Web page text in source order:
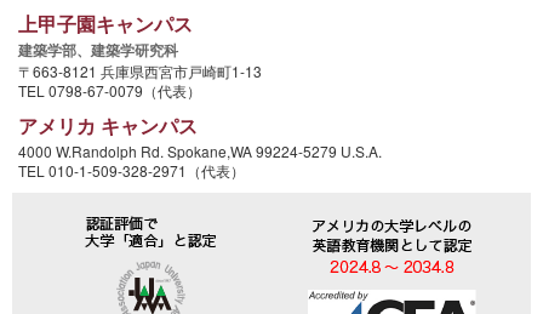
上甲子園キャンパス
建築学部、 建築学研究科
〒663-8121 兵庫県西宮市戸崎町1-13
TEL 0798-67-0079（代表）
アメリカ キャンパス
4000 W.Randolph Rd. Spokane,WA 99224-5279 U.S.A.
TEL 010-1-509-328-2971（代表）